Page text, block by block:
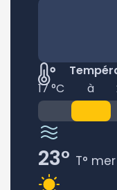
17 °C
à
23° T° mer